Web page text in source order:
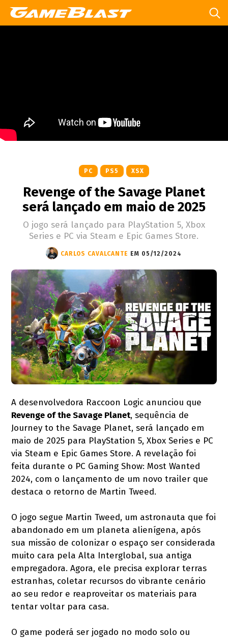
PC PS5 XSX
Revenge of the Savage Planet
será lançado em maio de 2025
O jogo será lançado para PlayStation 5, Xbox
Series e PC via Steam e Epic Games Store.
CARLOS CAVALCANTE EM 05/12/2024
A desenvolvedora Raccoon Logic anunciou que
Revenge of the Savage Planet, sequência de
Journey to the Savage Planet, será lançado em
maio de 2025 para PlayStation 5, Xbox Series e PC
via Steam e Epic Games Store. A revelação foi
feita durante o PC Gaming Show: Most Wanted
2024, com o lançamento de um novo trailer que
destaca o retorno de Martin Tweed.
O jogo segue Martin Tweed, um astronauta que foi
abandonado em um planeta alienígena, após
sua missão de colonizar o espaço ser considerada
muito cara pela Alta Interglobal, sua antiga
empregadora. Agora, ele precisa explorar terras
estranhas, coletar recursos do vibrante cenário
ao seu redor e reaproveitar os materiais para
tentar voltar para casa.
O game poderá ser jogado no modo solo ou